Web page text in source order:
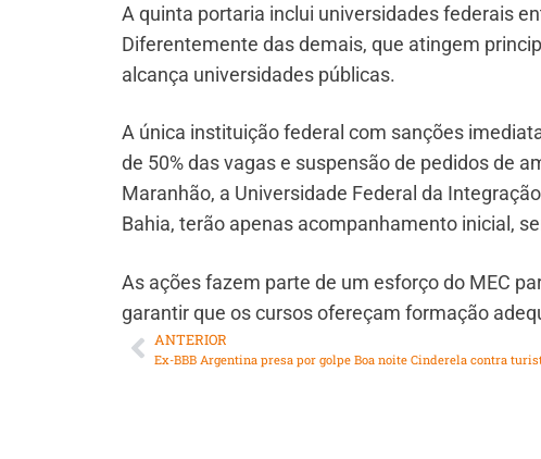
A quinta portaria inclui universidades federais
Diferentemente das demais, que atingem
alcança universidades públicas.
A única instituição federal com sanções
de 50% das vagas e suspensão de pedidos de
Maranhão, a Universidade Federal da
Bahia, terão apenas acompanhamento inicial,
As ações fazem parte de um esforço do MEC
garantir que os cursos ofereçam formação
ANTERIOR
Ex-BBB Argentina presa por golpe Boa noite Cinderela contra